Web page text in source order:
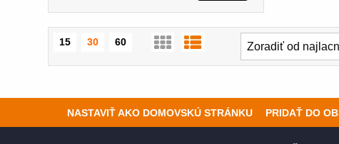
15 30 60
NASTAVIŤ AKO DOMOVSKÚ STRÁNKU PRIDAŤ DO